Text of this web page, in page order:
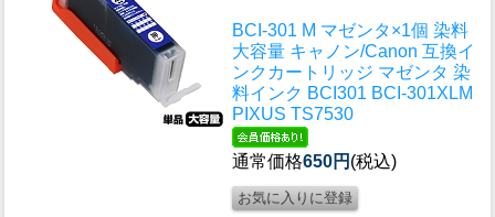
BCI-301 M マゼンタ×1個 染料
大容量 キャノン/Canon 互換イ
ンクカートリッジ マゼンタ 染
料インク BCI301 BCI-301XLM
PIXUS TS7530
通常価格650円 (税込)